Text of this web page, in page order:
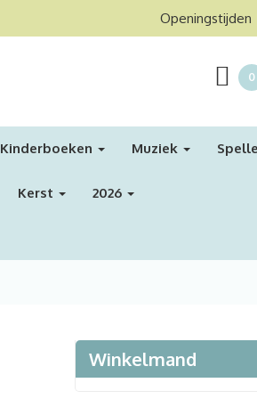
Openingstijden
0
Kinderboeken Muziek
Kerst 2026
Winkelmand